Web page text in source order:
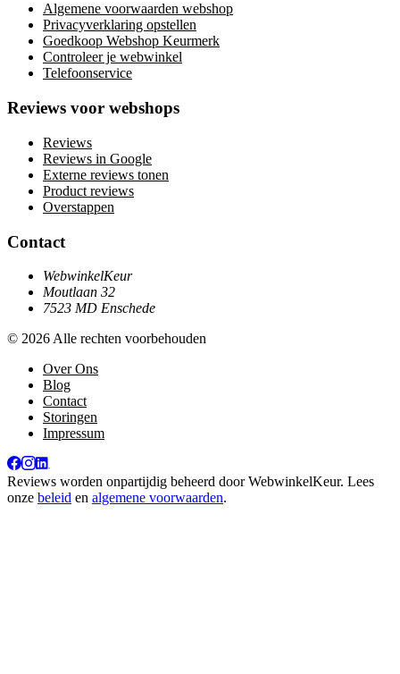
Algemene voorwaarden webshop
Privacyverklaring opstellen
Goedkoop Webshop Keurmerk
Controleer je webwinkel
Telefoonservice
Reviews voor webshops
Reviews
Reviews in Google
Externe reviews tonen
Product reviews
Overstappen
Contact
WebwinkelKeur
Moutlaan 32
7523 MD Enschede
© 2026 Alle rechten voorbehouden
Over Ons
Blog
Contact
Storingen
Impressum
Reviews worden onpartijdig beheerd doorWebwinkelKeur. Lees
onze beleid en algemene voorwaarden.